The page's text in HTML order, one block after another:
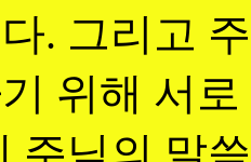
. 그리고
위해 서